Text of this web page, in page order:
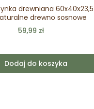
drewniana 60x40x23,5
drewno sosnowe
59,99 zł
Dodaj do koszyka